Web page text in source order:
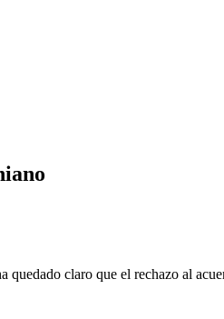
quedado claro que el rechazo al